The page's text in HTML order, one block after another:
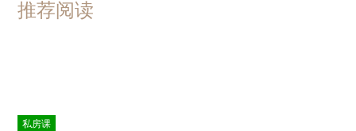
推荐阅读
私房课